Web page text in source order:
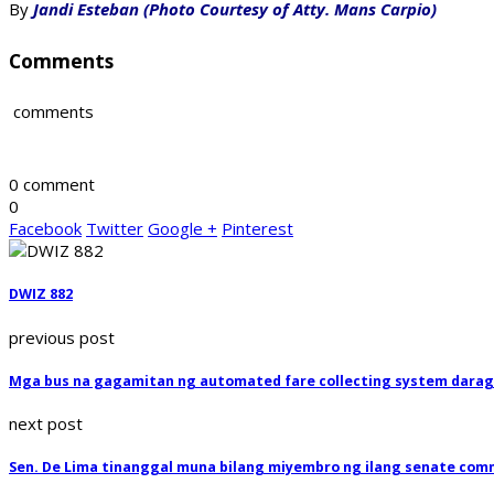
By Jandi Esteban (Photo Courtesy of Atty. Mans Carpio)
Comments
comments
0 comment
0
Facebook Twitter Google + Pinterest
DWIZ 882
previous post
Mga bus na gagamitan ng automated fare collecting system
next post
Sen. De Lima tinanggal muna bilang miyembro ng ilang senate